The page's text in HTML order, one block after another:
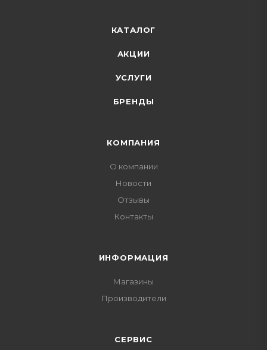
КАТАЛОГ
АКЦИИ
УСЛУГИ
БРЕНДЫ
КОМПАНИЯ
О компании
Новости
Отзывы
Контакты
ИНФОРМАЦИЯ
Магазины
Производители
СЕРВИС